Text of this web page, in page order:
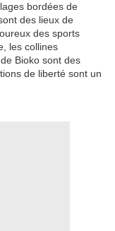
bordées de
des lieux de
des sports
les collines
Bioko sont des
de liberté sont un